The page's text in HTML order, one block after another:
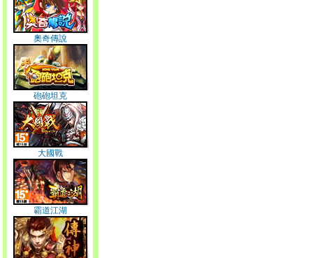
奧奇傳說
砲砲坦克
大國戰
霸道江湖